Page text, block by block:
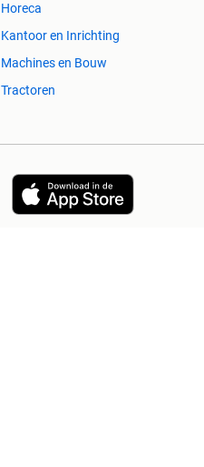
Horeca
Kantoor en Inrichting
Machines en Bouw
Tractoren